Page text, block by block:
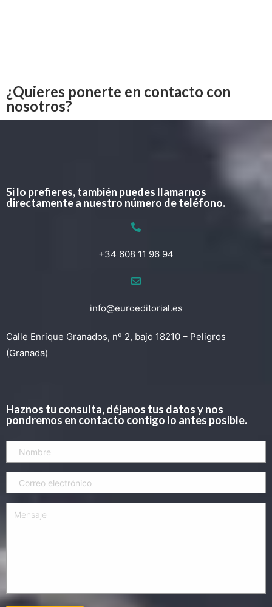
¿Quieres ponerte en contacto con
nosotros?
Si lo prefieres, también puedes llamarnos
directamente a nuestro número de teléfono.
+34 608 11 96 94
info@euroeditorial.es
Calle Enrique Granados, nº 2, bajo 18210 – Peligros
(Granada)
Haznos tu consulta, déjanos tus datos y nos
pondremos en contacto contigo lo antes posible.